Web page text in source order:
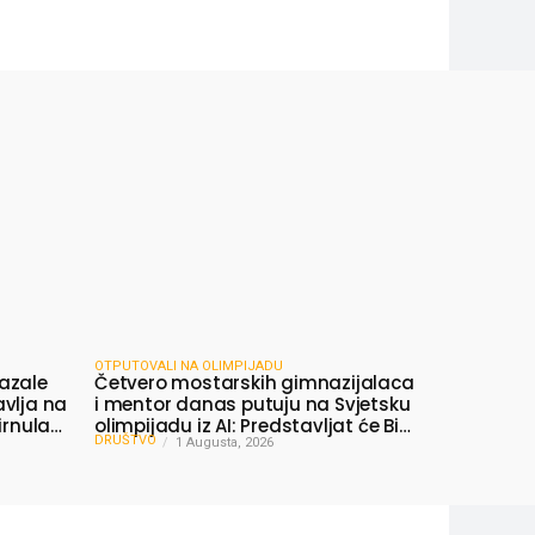
na
OTPUTOVALI NA OLIMPIJADU
Četvero mostarskih gimnazijalaca
i mentor danas putuju na Svjetsku
olimpijadu iz AI: Predstavljat će BiH
među najboljima na svijetu
DRUŠTVO 1 Augusta, 2026